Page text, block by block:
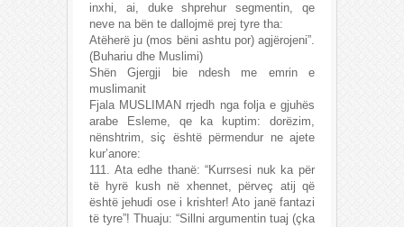
inxhi, ai, duke shprehur segmentin, qe
neve na bën te dallojmë prej tyre tha:
Atëherë ju (mos bëni ashtu por) agjërojeni”.
(Buhariu dhe Muslimi)
Shën Gjergji bie ndesh me emrin e
muslimanit
Fjala MUSLIMAN rrjedh nga folja e gjuhës
arabe Esleme, qe ka kuptim: dorëzim,
nënshtrim, siç është përmendur ne ajete
kur’anore:
111. Ata edhe thanë: “Kurrsesi nuk ka për
të hyrë kush në xhennet, përveç atij që
është jehudi ose i krishter! Ato janë fantazi
të tyre”! Thuaju: “Sillni argumentin tuaj (çka